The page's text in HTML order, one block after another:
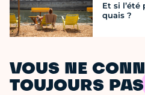
Et si l’été
quais ?
VOUS NE
TOUJOURS